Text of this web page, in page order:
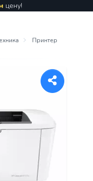
цену!
Принтер